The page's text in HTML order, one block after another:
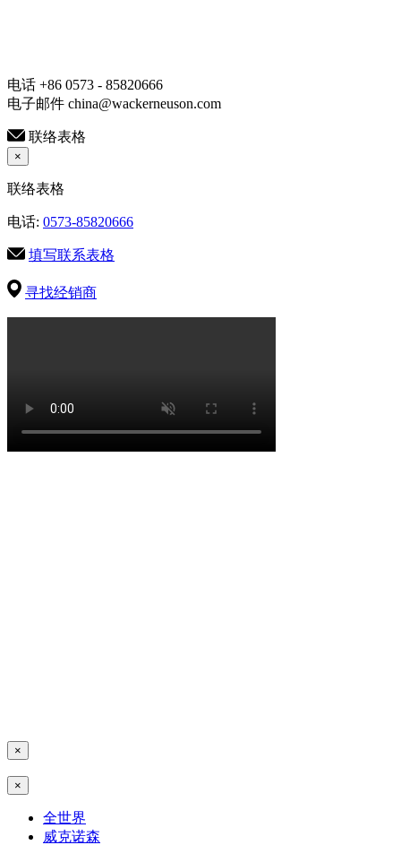
电话 +86 0573 - 85820666
电子邮件 china@wackerneuson.com
联络表格
×
联络表格
电话: 0573-85820666
填写联系表格
寻找经销商
×
×
全世界
威克诺森